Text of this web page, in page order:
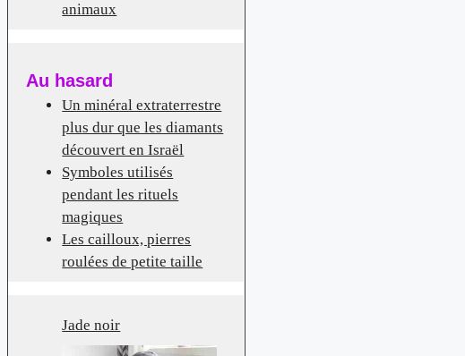
animaux
Au hasard
Un minéral extraterrestre
plus dur que les diamants
découvert en Israël
Symboles utilisés
pendant les rituels
magiques
Les cailloux, pierres
roulées de petite taille
Jade noir